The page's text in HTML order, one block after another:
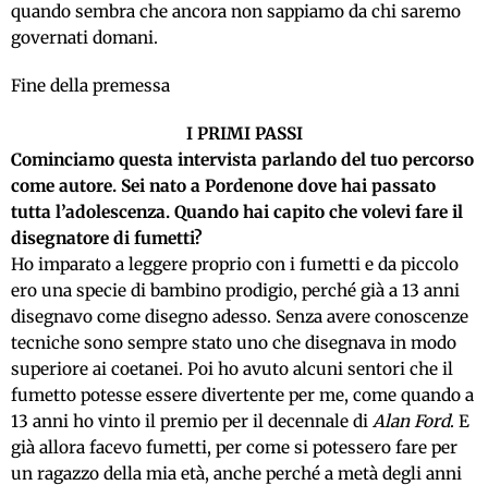
quando sembra che ancora non sappiamo da chi saremo
governati domani.
Fine della premessa
I PRIMI PASSI
Cominciamo questa intervista parlando del tuo percorso
come autore. Sei nato a Pordenone dove hai passato
tutta l’adolescenza. Quando hai capito che volevi fare il
disegnatore di fumetti?
Ho imparato a leggere proprio con i fumetti e da piccolo
ero una specie di bambino prodigio, perché già a 13 anni
disegnavo come disegno adesso. Senza avere conoscenze
tecniche sono sempre stato uno che disegnava in modo
superiore ai coetanei. Poi ho avuto alcuni sentori che il
fumetto potesse essere divertente per me, come quando a
13 anni ho vinto il premio per il decennale di Alan Ford. E
già allora facevo fumetti, per come si potessero fare per
un ragazzo della mia età, anche perché a metà degli anni